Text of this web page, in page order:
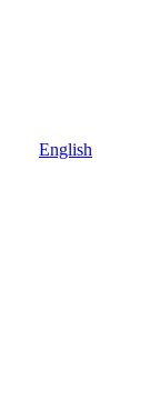
English